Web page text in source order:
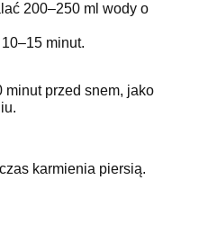
200–250 ml wody o
minut.
minut przed snem, jako
karmienia piersią.